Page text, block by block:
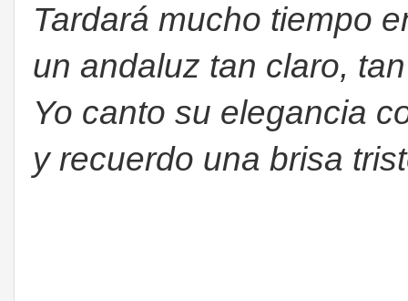
Tardará mucho tiempo
un andaluz tan claro,
Yo canto su elegancia
y recuerdo una brisa